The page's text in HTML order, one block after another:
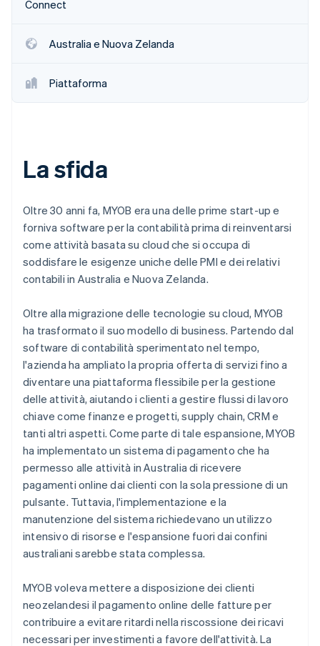
Scopri cosa ti aspetta
Prevenzione delle frodi
Costituzione di start-up
Climate
Stripe Sessions 2026
Scopri come Stripe sta costruendo l'infrastruttura
Guarda ora
Connect
Australia e Nuova Zelanda
Piattaforma
La sfida
Oltre 30 anni fa, MYOB era una delle prime start-up e
forniva software per la contabilità prima di reinventarsi
come attività basata su cloud che si occupa di
soddisfare le esigenze uniche delle PMI e dei relativi
contabili in Australia e Nuova Zelanda.
Oltre alla migrazione delle tecnologie su cloud, MYOB
ha trasformato il suo modello di business. Partendo dal
software di contabilità sperimentato nel tempo,
l'azienda ha ampliato la propria offerta di servizi fino a
diventare una piattaforma flessibile per la gestione
delle attività, aiutando i clienti a gestire flussi di lavoro
chiave come finanze e progetti, supply chain, CRM e
tanti altri aspetti. Come parte di tale espansione, MYOB
ha implementato un sistema di pagamento che ha
permesso alle attività in Australia di ricevere
pagamenti online dai clienti con la sola pressione di un
pulsante. Tuttavia, l'implementazione e la
manutenzione del sistema richiedevano un utilizzo
intensivo di risorse e l'espansione fuori dai confini
australiani sarebbe stata complessa.
MYOB voleva mettere a disposizione dei clienti
neozelandesi il pagamento online delle fatture per
contribuire a evitare ritardi nella riscossione dei ricavi
necessari per investimenti a favore dell'attività. La